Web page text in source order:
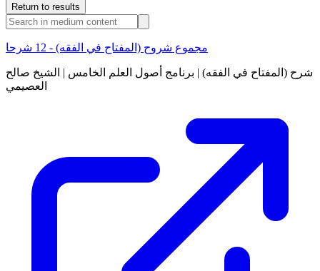
Return to results
مجموع شروح (المفتاح في الفقه) - 12 شرحا
شرح (المفتاح في الفقه) | برنامج أصول العلم الخامس | الشيخ صالح
العصيمي